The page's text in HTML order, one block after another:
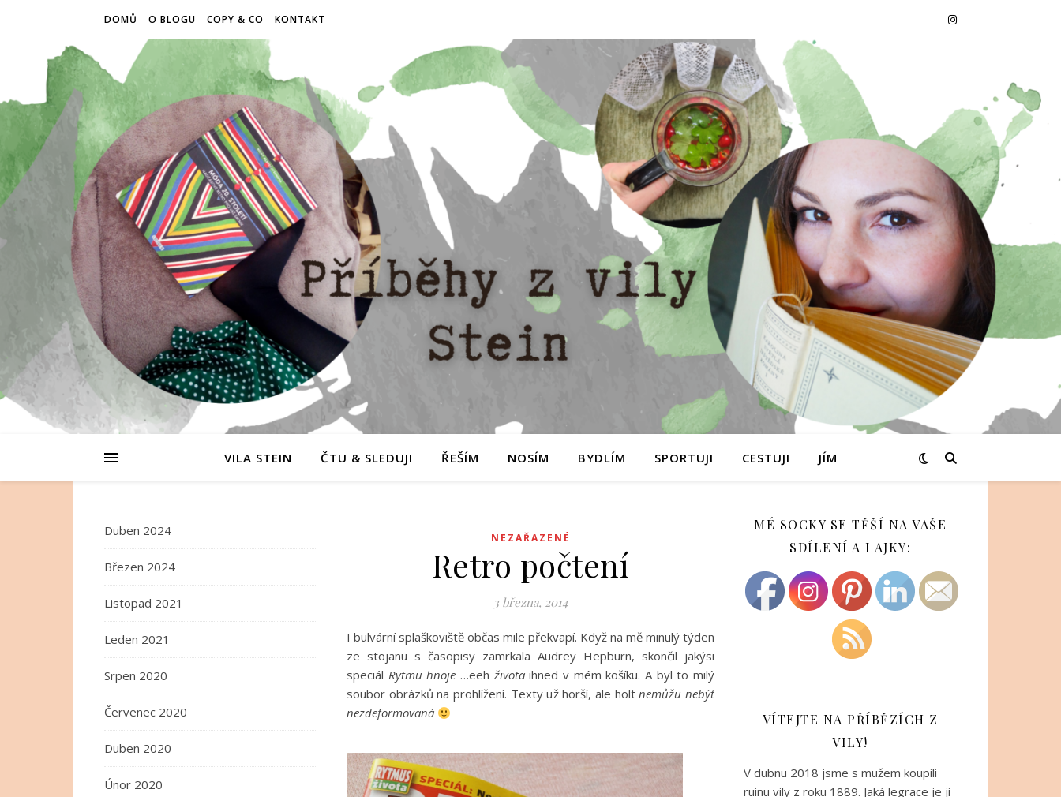
DOMŮ O BLOGU COPY & CO KONTAKT
VILA STEIN ČTU & SLEDUJI ŘEŠÍM NOSÍM BYDLÍM SPORTUJI CESTUJI JÍM
Duben 2024
Březen 2024
Listopad 2021
Leden 2021
Srpen 2020
Červenec 2020
Duben 2020
Únor 2020
NEZAŘAZENÉ
Retro počtení
3 března, 2014
I bulvární splaškoviště občas mile překvapí. Když na mě minulý týden
ze stojanu s časopisy zamrkala Audrey Hepburn, skončil jakýsi
speciál Rytmu hnoje …eeh životaihned v mém košíku. A byl to milý
soubor obrázků na prohlížení. Texty už horší, ale holtnemůžu nebýt
nezdeformovaná
MÉ SOCKY SE TĚŠÍ NA VAŠE
SDÍLENÍ A LAJKY:
VÍTEJTE NA PŘÍBĚZÍCH Z
VILY!
V dubnu 2018 jsme s mužem koupili
ruinu vily z roku 1889. Jaká legrace je ji